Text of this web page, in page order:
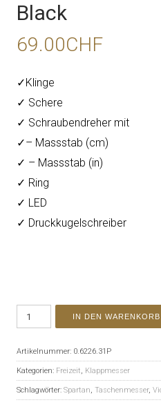
Black
69.00CHF
✓Klinge
✓ Schere
✓ Schraubendreher mit
✓– Massstab (cm)
✓ – Massstab (in)
✓ Ring
✓ LED
✓ Druckkugelschreiber
IN DEN WARENKORB
Artikelnummer: 0.6226.31P
Kategorien: Freizeit, Klappmesser
Schlagwörter: Spartan, Taschenmesser,